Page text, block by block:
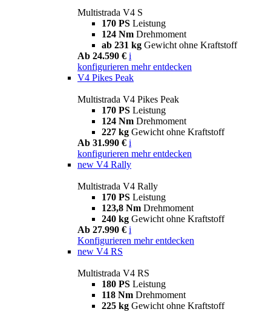
Multistrada V4 S
170 PS Leistung
124 Nm Drehmoment
ab 231 kg Gewicht ohne Kraftstoff
Ab 24.590 € i
konfigurieren mehr entdecken
V4 Pikes Peak
Multistrada V4 Pikes Peak
170 PS Leistung
124 Nm Drehmoment
227 kg Gewicht ohne Kraftstoff
Ab 31.990 € i
konfigurieren mehr entdecken
new V4 Rally
Multistrada V4 Rally
170 PS Leistung
123,8 Nm Drehmoment
240 kg Gewicht ohne Kraftstoff
Ab 27.990 € i
Konfigurieren mehr entdecken
new V4 RS
Multistrada V4 RS
180 PS Leistung
118 Nm Drehmoment
225 kg Gewicht ohne Kraftstoff